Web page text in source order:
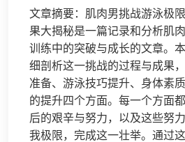
文章摘要：肌肉男挑战游泳极
果大揭秘是一篇记录和分析肌
训练中的突破与成长的文章。
细剖析这一挑战的过程与成果
准备、游泳技巧提升、身体素
的提升四个方面。每一个方面
后的艰辛与努力，以及这些努
我极限，完成这一壮举。通过